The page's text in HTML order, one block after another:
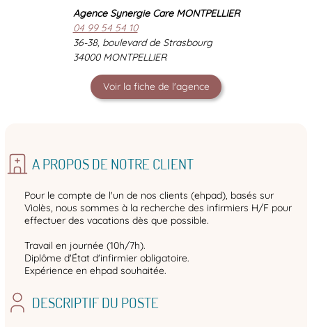
Agence Synergie Care MONTPELLIER
04 99 54 54 10
36-38, boulevard de Strasbourg
34000 MONTPELLIER
Voir la fiche de l'agence
A PROPOS DE NOTRE CLIENT
Pour le compte de l'un de nos clients (ehpad), basés sur
Violès, nous sommes à la recherche des infirmiers H/F pour
effectuer des vacations dès que possible.
Travail en journée (10h/7h).
Diplôme d'État d'infirmier obligatoire.
Expérience en ehpad souhaitée.
DESCRIPTIF DU POSTE